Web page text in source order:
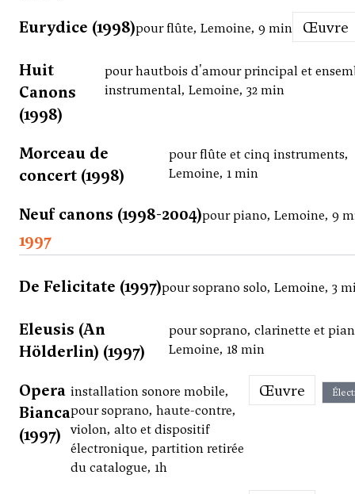
Eurydice (1998)pour flûte, Lemoine, 9 min Œuvre
Huit
Canons
(1998)
pour hautbois d'amour principal et
instrumental, Lemoine, 32 min
Morceau de
concert (1998)
pour flûte et cinq instruments,
Lemoine, 1 min
Neuf canons (1998-2004)pour piano, Lemoine, 9
1997
De Felicitate (1997)pour soprano solo, Lemoine, 3
Eleusis (An
Hölderlin) (1997)
pour soprano, clarinette et
Lemoine, 18 min
Opera
Bianca
(1997)
installation sonore mobile,
pour soprano, haute-contre,
violon, alto et dispositif
électronique, partition retirée
du catalogue, 1h
Œuvre